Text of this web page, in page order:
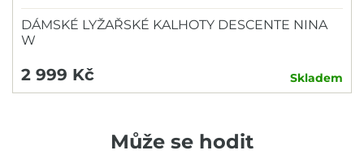
DÁMSKÉ LYŽAŘSKÉ KALHOTY DESCENTE NINA
W
2 999 Kč Skladem
Může se hodit